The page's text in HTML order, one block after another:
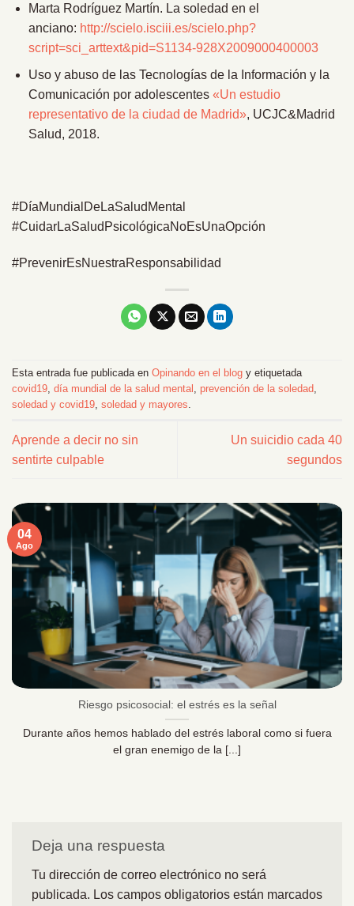
Marta Rodríguez Martín. La soledad en el
anciano: http://scielo.isciii.es/scielo.php?
script=sci_arttext&pid=S1134-928X2009000400003
Uso y abuso de las Tecnologías de la Información y la
Comunicación por adolescentes «Un estudio
representativo de la ciudad de Madrid», UCJC&Madrid
Salud, 2018.
#DíaMundialDeLaSaludMental
#CuidarLaSaludPsicológicaNoEsUnaOpción
#PrevenirEsNuestraResponsabilidad
Esta entrada fue publicada en Opinando en el blog y etiquetada
covid19 día mundial de la salud mental prevención de la soledad
soledad y covid19 soledad y mayores
Aprende a decir no sin
sentirte culpable
Un suicidio cada 40
segundos
Riesgo psicosocial: el estrés es la señal
Durante años hemos hablado del estrés laboral como si fuera
el gran enemigo de la [...]
04
Ago
Deja una respuesta
Tu dirección de correo electrónico no será
publicada. Los campos obligatorios están marcados